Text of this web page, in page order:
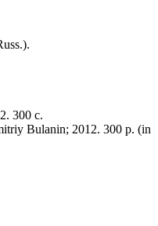
300 с.
Bulanin; 2012. 300 p. (in